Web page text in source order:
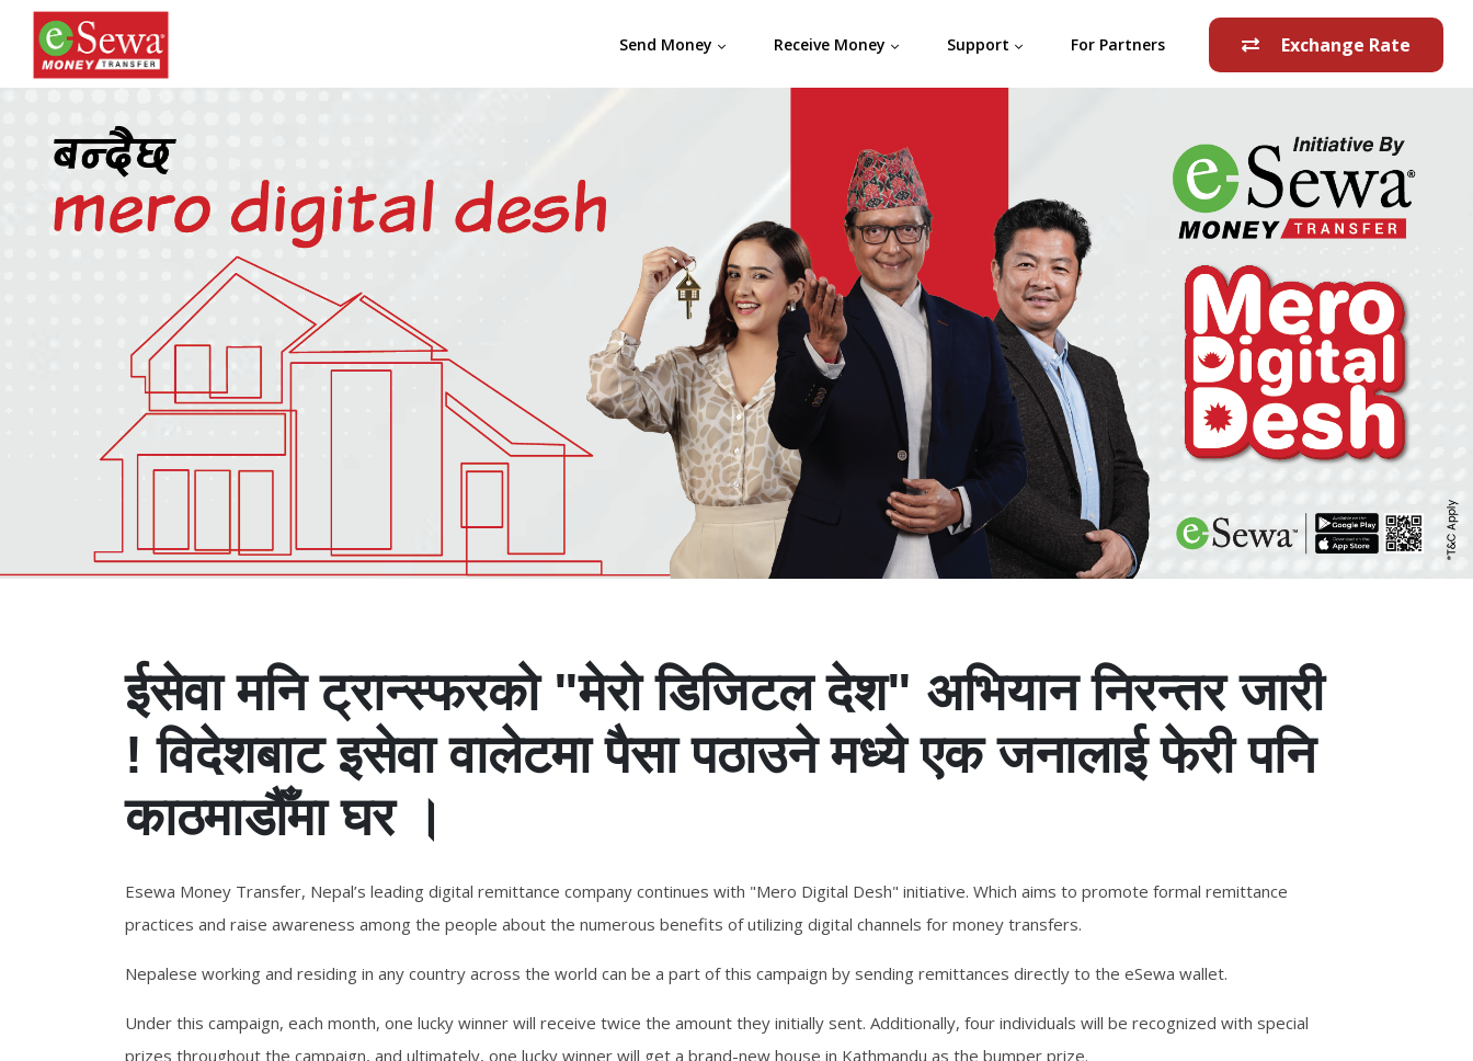
Send Money Receive Money Support For Partners Exchange Rate
ईसेवा मनि ट्रान्स्फरको "मेरो डिजिटल देश" अभियान निरन्तर जारी
! विदेशबाट इसेवा वालेटमा पैसा पठाउने मध्ये एक जनालाई फेरी पनि
काठमाडौँमा घर ।
Esewa Money Transfer, Nepal’s leading digital remittance company continues with "Mero Digital Desh" initiative. Which aims to promote formal remittance
practices and raise awareness among the people about the numerous benefits of utilizing digital channels for money transfers.
Nepalese working and residing in any country across the world can be a part of this campaign by sending remittances directly to the eSewa wallet.
Under this campaign, each month, one lucky winner will receive twice the amount they initially sent. Additionally, four individuals will be recognized with special
prizes throughout the campaign, and ultimately, one lucky winner will get a brand-new house in Kathmandu as the bumper prize.